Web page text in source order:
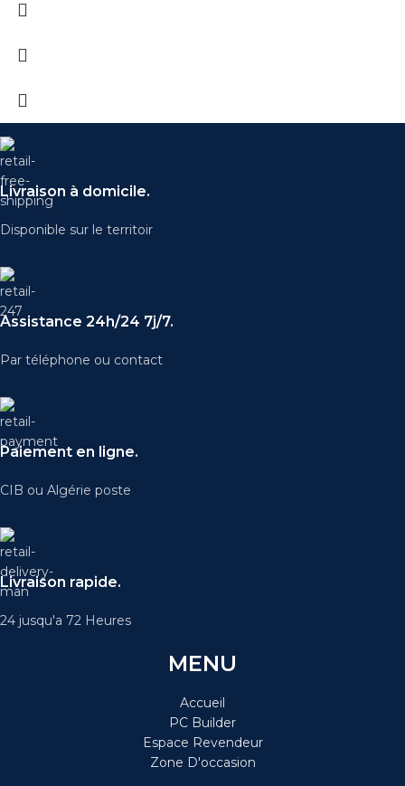
Livraison à domicile.
Disponible sur le territoir
Assistance 24h/24 7j/7.
Par téléphone ou contact
Paiement en ligne.
CIB ou Algérie poste
Livraison rapide.
24 jusqu'a 72 Heures
MENU
Accueil
PC Builder
Espace Revendeur
Zone D'occasion